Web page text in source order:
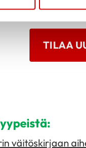
TILAA
väitöskirjaan